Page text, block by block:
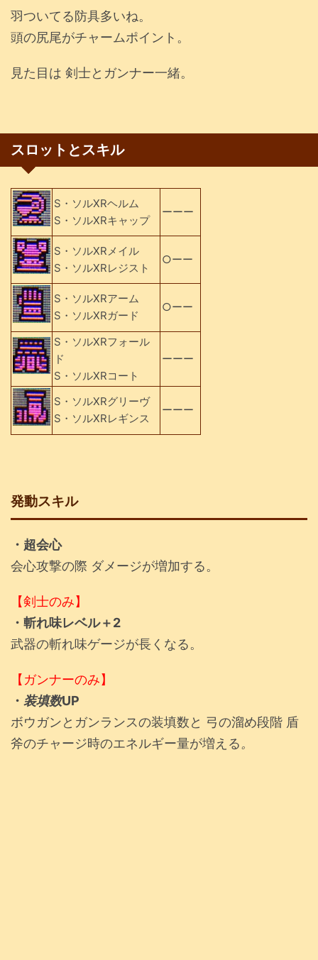
羽ついてる防具多いね。
頭の尻尾がチャームポイント。
見た目は 剣士とガンナー一緒。
スロットとスキル
S・ソルXRヘルム
S・ソルXRキャップ
ーーー
S・ソルXRメイル
S・ソルXRレジスト
○ーー
S・ソルXRアーム
S・ソルXRガード
○ーー
S・ソルXRフォール
ド
S・ソルXRコート
ーーー
S・ソルXRグリーヴ
S・ソルXRレギンス
ーーー
発動スキル
・超会心
会心攻撃の際 ダメージが増加する。
【剣士のみ】
・斬れ味レベル＋2
武器の斬れ味ゲージが長くなる。
【ガンナーのみ】
・ 装填数UP
ボウガンとガンランスの装填数と 弓の溜め段階 盾
斧のチャージ時のエネルギー量が増える。